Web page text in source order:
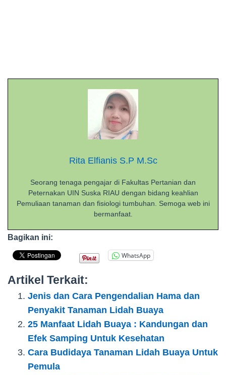
Rita Elfianis S.P M.Sc
Seorang tenaga pengajar di Fakultas Pertanian dan
Peternakan UIN Suska RIAU dengan bidang keahlian
Pemuliaan tanaman dan fisiologi tumbuhan. Semoga web ini
bermanfaat.
Bagikan ini:
WhatsApp
Artikel Terkait:
Jenis dan Cara Pengendalian Hama dan
Penyakit Tanaman Lidah Buaya
25 Manfaat Lidah Buaya : Kandungan dan
Efek Samping Untuk Kesehatan
Cara Budidaya Tanaman Lidah Buaya Untuk
Pemula